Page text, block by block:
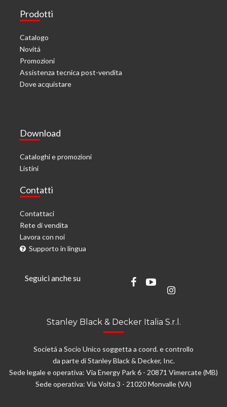
Prodotti
Catalogo
Novitá
Promozioni
Assistenza tecnica post-vendita
Dove acquistare
Download
Cataloghi e promozioni
Listini
Contatti
Contattaci
Rete di vendita
Lavora con noi
Supporto in lingua
Seguici anche su
Stanley Black & Decker Italia S.r.l.
Societá a Socio Unico soggetta a coord. e controllo
da parte di Stanley Black & Decker, Inc.
Sede legale e operativa: Via Energy Park 6 - 20871 Vimercate (MB)
Sede operativa: Via Volta 3 - 21020 Monvalle (VA)